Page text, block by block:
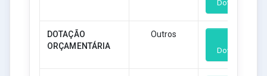
Download
DOTAÇÃO
ORÇAMENTÁRIA
Outros
Download